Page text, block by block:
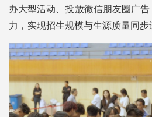
办大型活动、投放微信朋友圈广
力，实现招生规模与生源质量同步